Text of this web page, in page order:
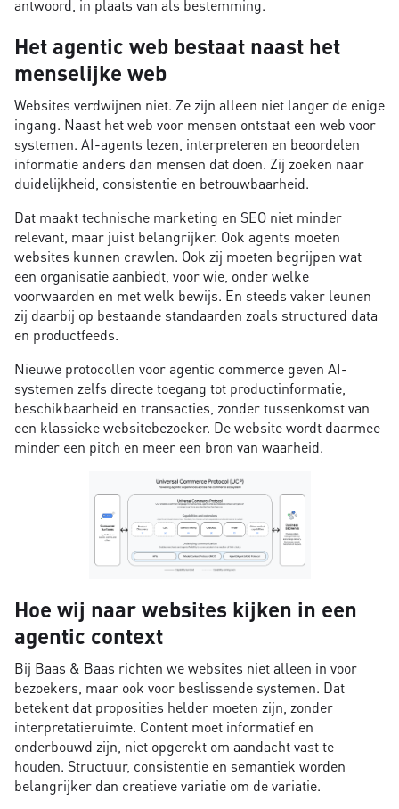
antwoord, in plaats van als bestemming.
Het agentic web bestaat naast het
menselijke web
Websites verdwijnen niet. Ze zijn alleen niet langer de enige
ingang. Naast het web voor mensen ontstaat een web voor
systemen. AI-agents lezen, interpreteren en beoordelen
informatie anders dan mensen dat doen. Zij zoeken naar
duidelijkheid, consistentie en betrouwbaarheid.
Dat maakt technische marketing en SEO niet minder
relevant, maar juist belangrijker. Ook agents moeten
websites kunnen crawlen. Ook zij moeten begrijpen wat
een organisatie aanbiedt, voor wie, onder welke
voorwaarden en met welk bewijs. En steeds vaker leunen
zij daarbij op bestaande standaarden zoals structured data
en productfeeds.
Nieuwe protocollen voor agentic commerce geven AI-
systemen zelfs directe toegang tot productinformatie,
beschikbaarheid en transacties, zonder tussenkomst van
een klassieke websitebezoeker. De website wordt daarmee
minder een pitch en meer een bron van waarheid.
Hoe wij naar websites kijken in een
agentic context
Bij Baas & Baas richten we websites niet alleen in voor
bezoekers, maar ook voor beslissende systemen. Dat
betekent dat proposities helder moeten zijn, zonder
interpretatieruimte. Content moet informatief en
onderbouwd zijn, niet opgerekt om aandacht vast te
houden. Structuur, consistentie en semantiek worden
belangrijker dan creatieve variatie om de variatie.